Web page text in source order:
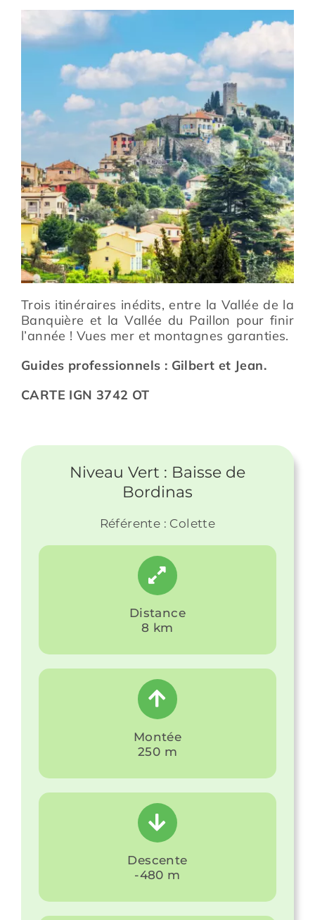
Restauration
Actualité
Avantages
Trois itinéraires inédits, entre la Vallée de la
Banquière et la Vallée du Paillon pour finir
l’année ! Vues mer et montagnes garanties.
Guides professionnels : Gilbert et Jean.
CARTE IGN 3742 OT
Niveau Vert : Baisse de
Bordinas
Référente : Colette
Distance
8 km
Montée
250 m
Descente
-480 m